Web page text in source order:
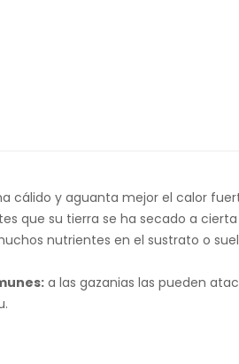
cálido y aguanta mejor el calor
que su tierra se ha secado a
nutrientes en el sustrato o
a las gazanias las pueden